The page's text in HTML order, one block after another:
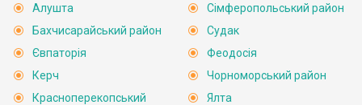
Алушта
Бахчисарайський район
Євпаторія
Керч
Красноперекопський
Сімферопольський район
Судак
Феодосія
Чорноморський район
Ялта